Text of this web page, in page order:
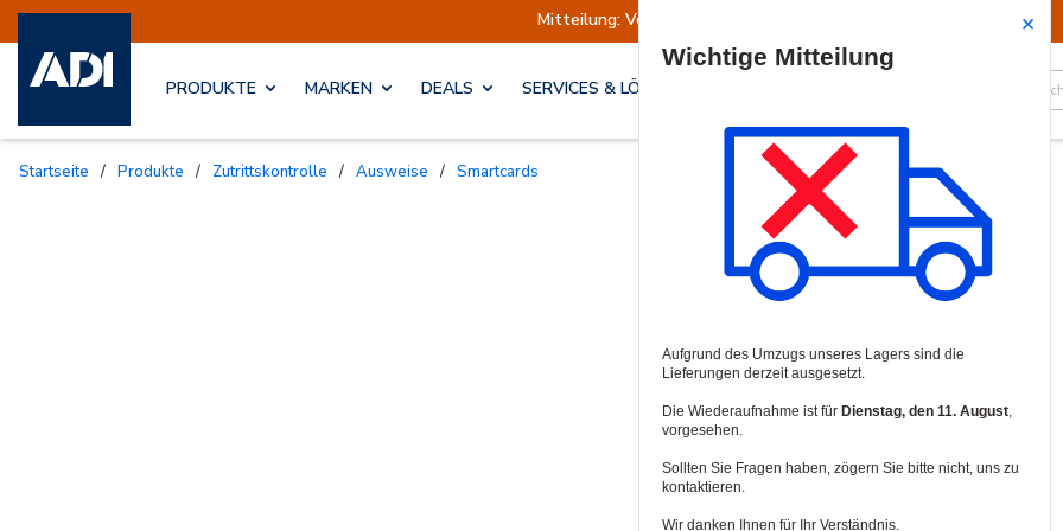
Mitteilung: Versand ausgesetzt
PRODUKTE MARKEN DEALS SERVICES & LÖSUNGEN
Startseite / Produkte / Zutrittskontrolle / Ausweise / Smartcards